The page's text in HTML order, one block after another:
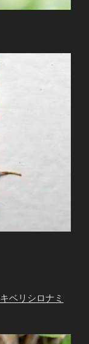
キベリシロナミ